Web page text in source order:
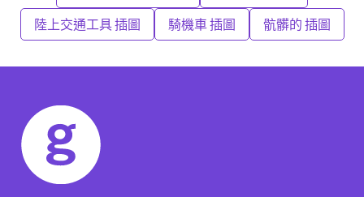
陸上交通工具 插圖 騎機車 插圖 骯髒的 插圖